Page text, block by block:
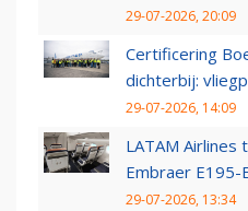
29-07-2026, 20:09
Certificering
dichterbij:
29-07-2026, 14:09
LATAM
Embraer E195-
29-07-2026, 13:34